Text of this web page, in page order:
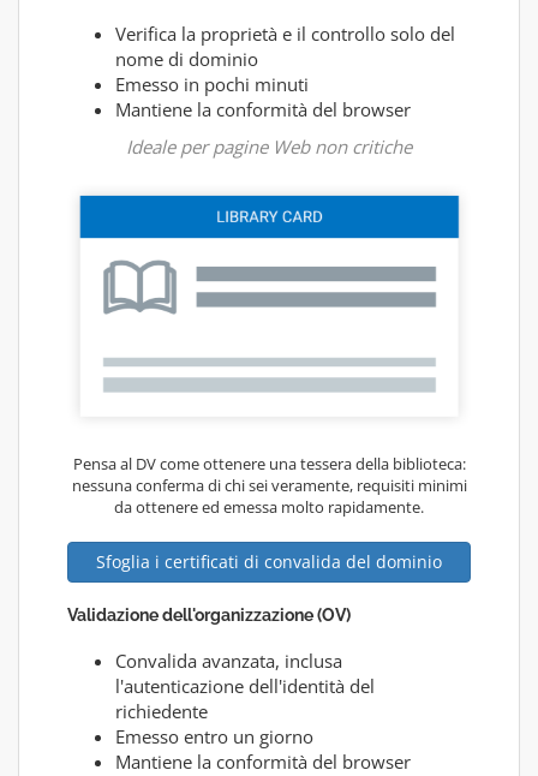
Verifica la proprietà e il controllo solo del
nome di dominio
Emesso in pochi minuti
Mantiene la conformità del browser
Ideale per pagine Web non critiche
Pensa al DV come ottenere una tessera della biblioteca:
nessuna conferma di chi sei veramente, requisiti minimi
da ottenere ed emessa molto rapidamente.
Sfoglia i certificati di convalida del dominio
Validazione dell'organizzazione (OV)
Convalida avanzata, inclusa
l'autenticazione dell'identità del
richiedente
Emesso entro un giorno
Mantiene la conformità del browser